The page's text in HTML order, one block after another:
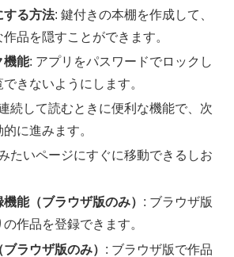
する方法: 鍵付きの本棚を作成して、
品を隠すことができます。
機能: アプリをパスワードでロックし
きないようにします。
続して読むときに便利な機能で、次
に進みます。
たいページにすぐに移動できるしお
能（ブラウザ版のみ） : ブラウザ版
作品を登録できます。
ラウザ版のみ） : ブラウザ版で作品